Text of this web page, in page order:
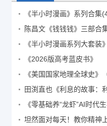
《半小时漫画》系列合集
《半小时漫画系列大套装
《2026版高考蓝皮书》
《美国国家地理全球史》
田渕直也《利息的故事：
《零基础养“龙虾”AI时代